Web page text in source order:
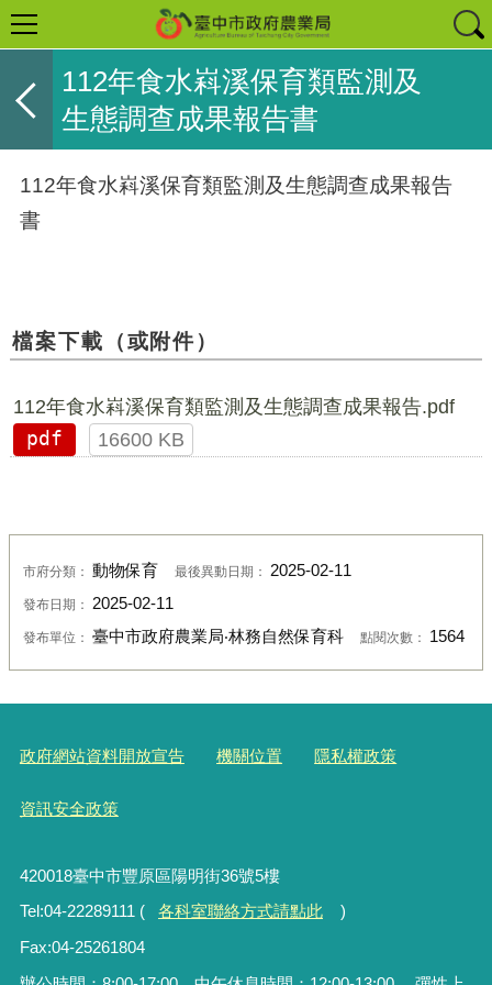
112年食水嵙溪保育類監測及
生態調查成果報告書
112年食水嵙溪保育類監測及生態調查成果報告
書
檔案下載（或附件）
112年食水嵙溪保育類監測及生態調查成果報告.pdf
pdf
16600 KB
市府分類： 動物保育 最後異動日期： 2025-02-11
發布日期： 2025-02-11
發布單位： 臺中市政府農業局‧林務自然保育科 點閱次數： 1564
政府網站資料開放宣告 機關位置 隱私權政策
資訊安全政策
420018臺中市豐原區陽明街36號5樓
Tel:04-22289111 (
各科室聯絡方式請點此
)
Fax:04-25261804